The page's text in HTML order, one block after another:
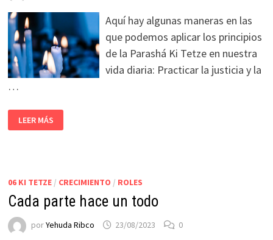
Aquí hay algunas maneras en las
que podemos aplicar los principios
de la Parashá Ki Tetze en nuestra
vida diaria: Practicar la justicia y la
…
LEER MÁS
06 KI TETZE/ CRECIMIENTO / ROLES
Cada parte hace un todo
porYehuda Ribco 23/08/2023 0